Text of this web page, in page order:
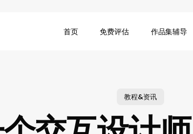
首页 免费评估 作品集辅导
教程&资讯